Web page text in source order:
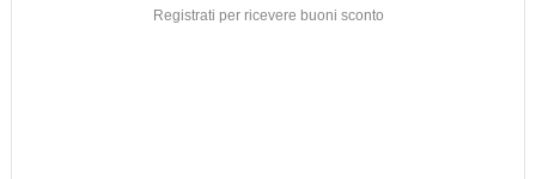
Registrati per ricevere buoni sconto